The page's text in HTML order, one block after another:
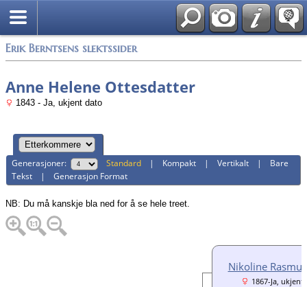
Erik Berntsens slektssider
Anne Helene Ottesdatter
1843 - Ja, ukjent dato
Generasjoner: Standard | Kompakt |Vertikalt | Bare
Tekst |Generasjon Format
NB: Du må kanskje bla ned for å se hele treet.
Nikoline
1867-Ja, ukjent